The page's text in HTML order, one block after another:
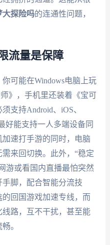
大探险吗的连通性问题，
流量是保障
可能在Windows电脑上玩
》，手机里还装着《宝可
支持Android、iOS、
好能支持一人多端设备同
速打手游的同时，电脑
需来回切换。此外，“稳定
游或看国内直播最怕突然
脚，配合智能分流技
回国游戏加速专线，而
路，互不干扰，甚至能
。